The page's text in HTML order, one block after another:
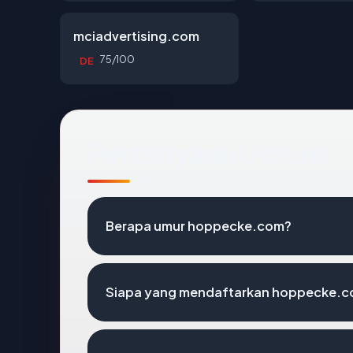
mciadvertising.com
DE 75/100
Berapa umur hoppecke.com?
Siapa yang mendaftarkan